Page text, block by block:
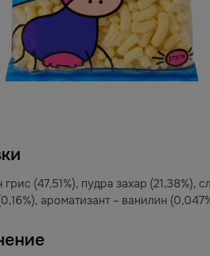
грис (47,51%), пудра захар
ароматизант – ванилин